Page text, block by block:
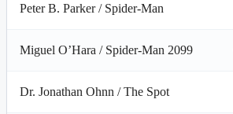
Peter B. Parker / Spider-Man
Miguel O’Hara / Spider-Man 2099
Dr. Jonathan Ohnn / The Spot